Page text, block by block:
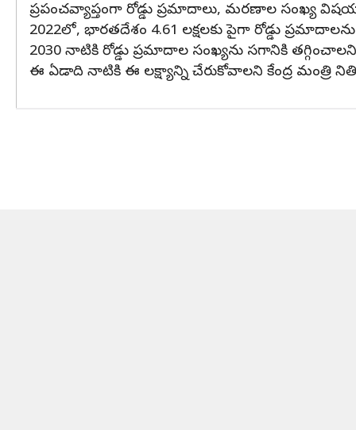
ప్రపంచవ్యాప్తంగా రోడ్డు ప్రమాదాలు, మరణాల సంఖ్య
2022లో, భారతదేశం 4.61 లక్షలకు పైగా రోడ్డు
2030 నాటికి రోడ్డు ప్రమాదాల సంఖ్యను సగానికి తగ్గించాలని
ఈ ఏడాది నాటికి ఈ లక్ష్యాన్ని చేరుకోవాలని కేంద్ర మంత్రి